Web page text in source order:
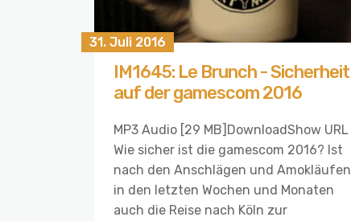
31. Juli 2016
IM1645: Le Brunch - Sicherheit
auf der gamescom 2016
MP3 Audio [29 MB]DownloadShow URL
Wie sicher ist die gamescom 2016? Ist
nach den Anschlägen und Amokläufen
in den letzten Wochen und Monaten
auch die Reise nach Köln zur